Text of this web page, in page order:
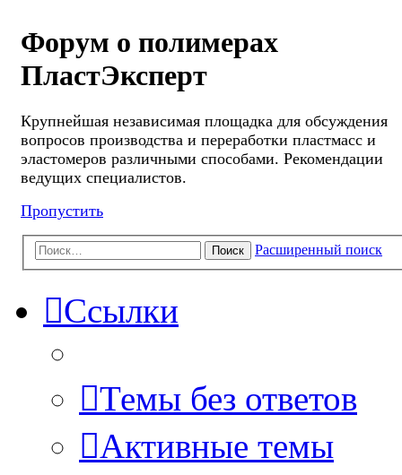
Форум о полимерах
ПластЭксперт
Крупнейшая независимая площадка для обсуждения
вопросов производства и переработки пластмасс и
эластомеров различными способами. Рекомендации
ведущих специалистов.
Пропустить
Поиск Расширенный поиск
Ссылки
Темы без ответов
Активные темы